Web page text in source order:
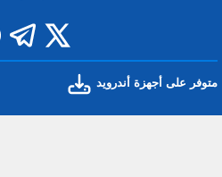
متوفر على أجهزة أندرويد